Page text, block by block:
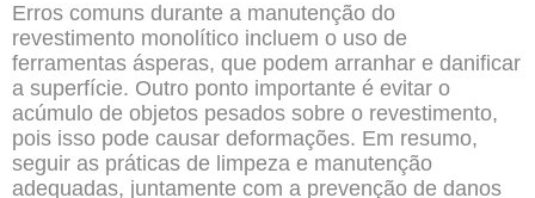
Erros comuns durante a manutenção do
revestimento monolítico incluem o uso de
ferramentas ásperas, que podem arranhar e danificar
a superfície. Outro ponto importante é evitar o
acúmulo de objetos pesados sobre o revestimento,
pois isso pode causar deformações. Em resumo,
seguir as práticas de limpeza e manutenção
adequadas, juntamente com a prevenção de danos